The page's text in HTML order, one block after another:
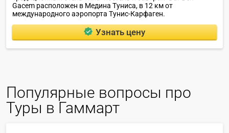
Gacem расположен в Медина Туниса, в 12 км от
международного аэропорта Тунис-Карфаген.
Узнать цену
Популярные вопросы про
Туры в Гаммарт